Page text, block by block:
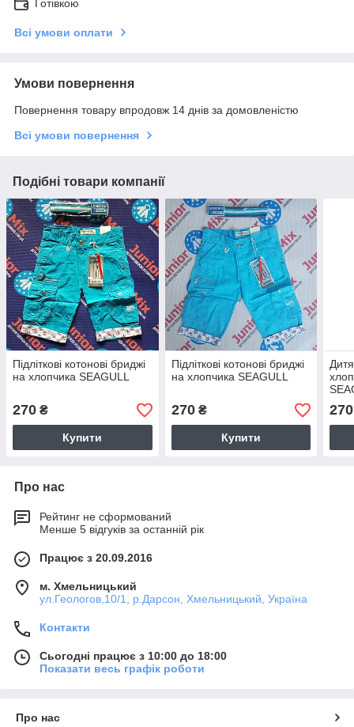
Готівкою
Всі умови оплати
Умови повернення
Повернення товару впродовж 14 днів за домовленістю
Всі умови повернення
Подібні товари компанії
Підліткові котонові бриджі
на хлопчика SEAGULL
270 ₴
Купити
Підліткові котонові бриджі
на хлопчика SEAGULL
270₴
Купити
270
Про нас
Рейтинг не сформований
Менше 5 відгуків за останній рік
Працює з 20.09.2016
м. Хмельницький
ул.Геологов,10/1, р.Дарсон, Хмельницький, Україна
Контакти
Сьогодні працює з 10:00 до 18:00
Показати весь графік роботи
Про нас